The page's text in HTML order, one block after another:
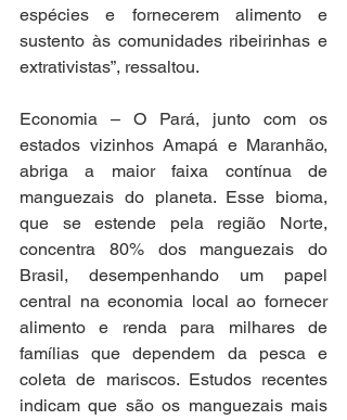
espécies e fornecerem alimento e
sustento às comunidades ribeirinhas e
extrativistas”, ressaltou.
Economia – O Pará, junto com os
estados vizinhos Amapá e Maranhão,
abriga a maior faixa contínua de
manguezais do planeta. Esse bioma,
que se estende pela região Norte,
concentra 80% dos manguezais do
Brasil, desempenhando um papel
central na economia local ao fornecer
alimento e renda para milhares de
famílias que dependem da pesca e
coleta de mariscos. Estudos recentes
indicam que são os manguezais mais